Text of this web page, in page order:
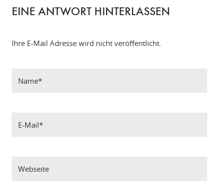
EINE ANTWORT HINTERLASSEN
Ihre E-Mail Adresse wird nicht veröffentlicht.